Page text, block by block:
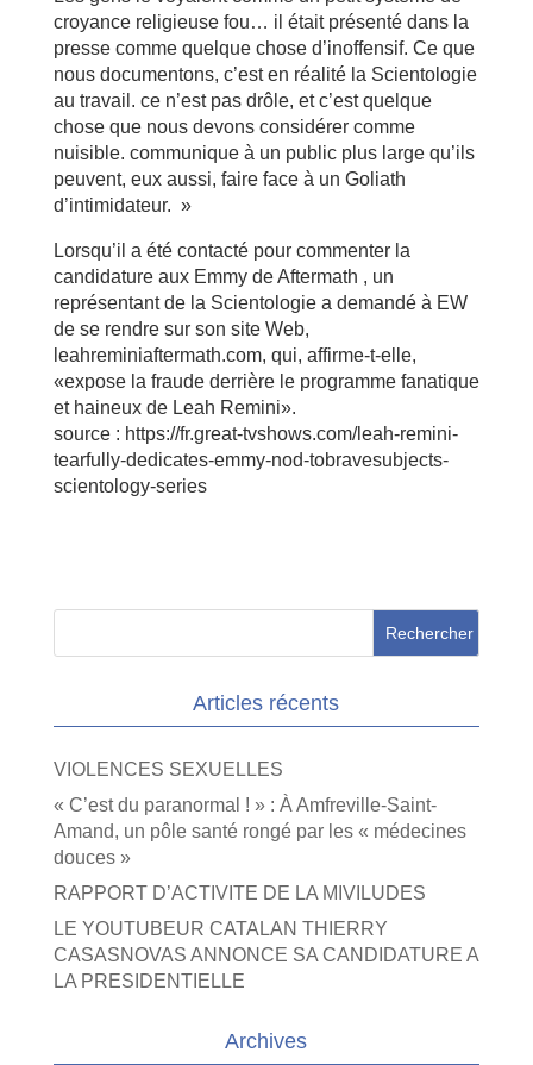
croyance religieuse fou… il était présenté dans la
presse comme quelque chose d’inoffensif. Ce que
nous documentons, c’est en réalité la Scientologie
au travail. ce n’est pas drôle, et c’est quelque
chose que nous devons considérer comme
nuisible. communique à un public plus large qu’ils
peuvent, eux aussi, faire face à un Goliath
d’intimidateur. »
Lorsqu’il a été contacté pour commenter la
candidature aux Emmy de Aftermath , un
représentant de la Scientologie a demandé à EW
de se rendre sur son site Web,
leahreminiaftermath.com, qui, affirme-t-elle,
«expose la fraude derrière le programme fanatique
et haineux de Leah Remini».
source : https://fr.great-tvshows.com/leah-remini-
tearfully-dedicates-emmy-nod-tobravesubjects-
scientology-series
Articles récents
VIOLENCES SEXUELLES
« C’est du paranormal ! » : À Amfreville-Saint-
Amand, un pôle santé rongé par les « médecines
douces »
RAPPORT D’ACTIVITE DE LA MIVILUDES
LE YOUTUBEUR CATALAN THIERRY
CASASNOVAS ANNONCE SA CANDIDATURE A
LA PRESIDENTIELLE
Archives